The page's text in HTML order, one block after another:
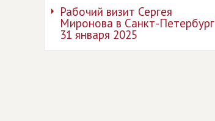
Рабочий визит Сергея
Миронова в Санкт-Петербург
31 января 2025